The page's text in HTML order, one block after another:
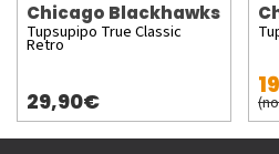
Chicago Blackhawks
Tupsupipo True Classic
Retro
29,90€